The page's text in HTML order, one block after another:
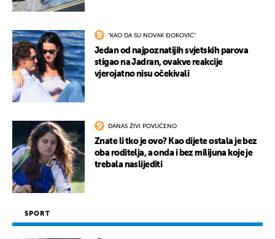
"KAO DA SU NOVAK ĐOKOVIĆ"
Jedan od najpoznatijih svjetskih parova
stigao na Jadran, ovakve reakcije
vjerojatno nisu očekivali
DANAS ŽIVI POVUČENO
Znate li tko je ovo? Kao dijete ostala je bez
oba roditelja, a onda i bez milijuna koje je
trebala naslijediti
SPORT